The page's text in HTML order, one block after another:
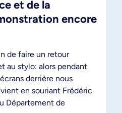
et de la
encore
de faire un retour
au stylo: alors pendant
derrière nous
en souriant Frédéric
Département de